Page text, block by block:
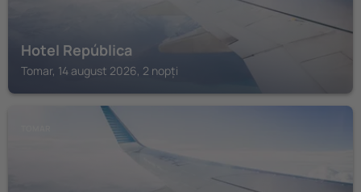
Hotel República
Tomar, 14 august 2026, 2 nopți